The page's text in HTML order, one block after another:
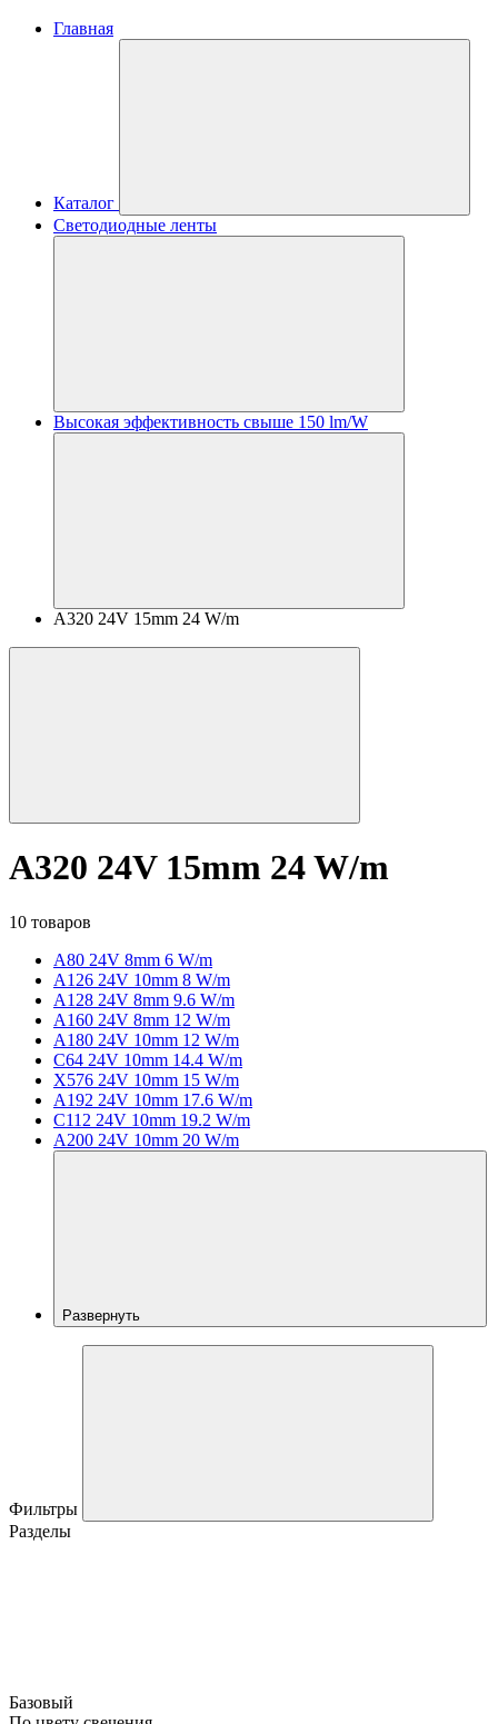
Главная
Каталог
Светодиодные ленты
Высокая эффективность свыше 150 lm/W
A320 24V 15mm 24 W/m
A320 24V 15mm 24 W/m
10 товаров
A80 24V 8mm 6 W/m
A126 24V 10mm 8 W/m
A128 24V 8mm 9.6 W/m
A160 24V 8mm 12 W/m
A180 24V 10mm 12 W/m
C64 24V 10mm 14.4 W/m
X576 24V 10mm 15 W/m
A192 24V 10mm 17.6 W/m
C112 24V 10mm 19.2 W/m
A200 24V 10mm 20 W/m
Развернуть
Фильтры
Разделы
Базовый